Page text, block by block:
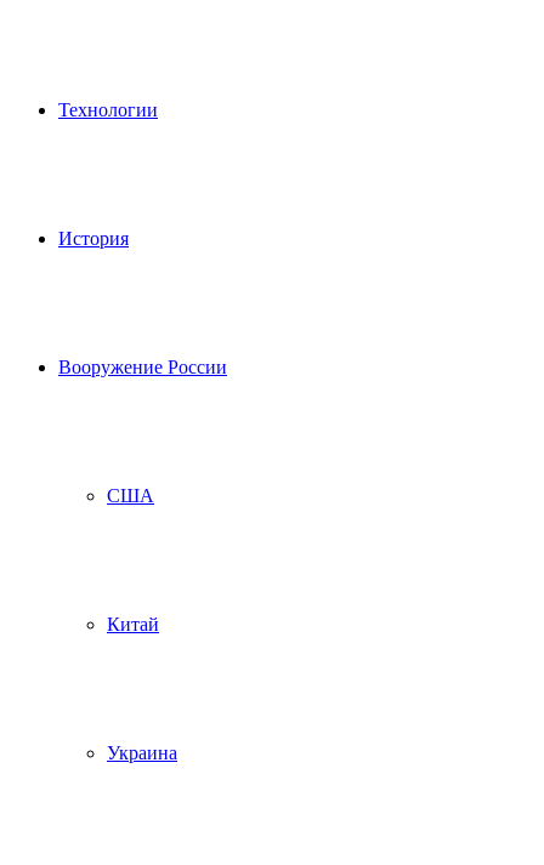
Технологии
История
Вооружение России
США
Китай
Украина